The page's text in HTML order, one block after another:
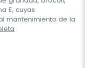
E, cuyas
mantenimiento de la